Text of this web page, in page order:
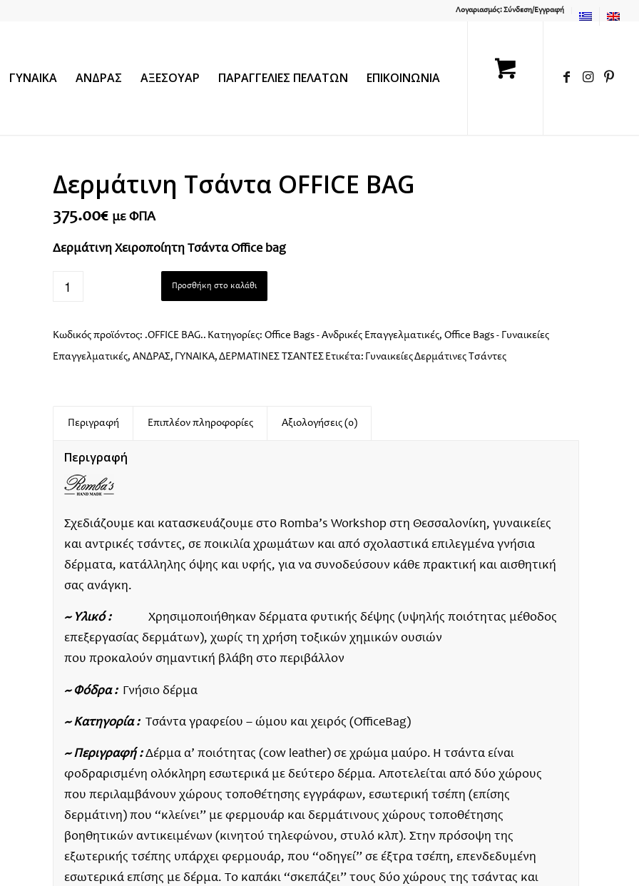
Λογαριασμός: Σύνδεση/Εγγραφή
ΓΥΝΑΙΚΑ ΑΝΔΡΑΣ ΑΞΕΣΟΥΑΡ ΠΑΡΑΓΓΕΛΙΕΣ ΠΕΛΑΤΩΝ ΕΠΙΚΟΙΝΩΝΙΑ
Δερμάτινη Τσάντα OFFICE BAG
375.00€ με ΦΠΑ
Δερμάτινη Χειροποίητη Τσάντα Office bag
Προσθήκη στο καλάθι
Κωδικός προϊόντος: .OFFICΕ BAG.. Κατηγορίες: Office Βags - Ανδρικές Επαγγελματικές, Office Βags - Γυναικείες
Επαγγελματικές, ΑΝΔΡΑΣ, ΓΥΝΑΙΚΑ, ΔΕΡΜΑΤΙΝΕΣ ΤΣΑΝΤΕΣ Ετικέτα: Γυναικείες Δερμάτινες Τσάντες
Περιγραφή Επιπλέον πληροφορίες Αξιολογήσεις (0)
Περιγραφή
Σχεδιάζουμε και κατασκευάζουμε στο Romba’s Workshop στη Θεσσαλονίκη, γυναικείες
και αντρικές τσάντες, σε ποικιλία χρωμάτων και από σχολαστικά επιλεγμένα γνήσια
δέρματα, κατάλληλης όψης και υφής, για να συνοδεύσουν κάθε πρακτική και αισθητική
σας ανάγκη.
~ Υλικό :
Χρησιμοποιήθηκαν δέρματα φυτικής δέψης (υψηλής ποιότητας μέθοδος
επεξεργασίας δερμάτων), χωρίς τη χρήση τοξικών χημικών ουσιών
που προκαλούν σημαντική βλάβη στο περιβάλλον
~ Φόδρα : Γνήσιο δέρμα
~ Κατηγορία : Τσάντα γραφείου – ώμου και χειρός (OfficeBag)
~ Περιγραφή :Δέρμα α’ ποιότητας (cow leather) σε χρώμα μαύρο. Η τσάντα είναι
φοδραρισμένη ολόκληρη εσωτερικά με δεύτερο δέρμα. Αποτελείται από δύο χώρους
που περιλαμβάνουν χώρους τοποθέτησης εγγράφων, εσωτερική τσέπη (επίσης
δερμάτινη) που “κλείνει” με φερμουάρ και δερμάτινους χώρους τοποθέτησης
βοηθητικών αντικειμένων (κινητού τηλεφώνου, στυλό κλπ). Στην πρόσοψη της
εξωτερικής τσέπης υπάρχει φερμουάρ, που “οδηγεί” σε έξτρα τσέπη, επενδεδυμένη
εσωτερικά επίσης με δέρμα. Το καπάκι “σκεπάζει” τους δύο χώρους της τσάντας και